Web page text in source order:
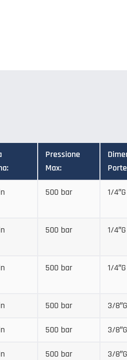
Pressione
Max:
500 bar 1/4″G
500 bar 1/4″G
500 bar 1/4″G
500 bar 3/8″G
500 bar 3/8″G
500 bar 3/8″G